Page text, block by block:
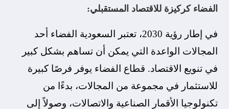
الفضاء كركيزة للاقتصاد المستقبلي:
في إطار رؤية 2030، تعتبر السعودية الفضاء أحد
المجالات الواعدة التي يمكن أن تساهم بشكل كبير
في تنويع الاقتصاد. قطاع الفضاء يوفر فرصًا كبيرة
للاستثمار في مجموعة من المجالات، بدءًا من
تكنولوجيا الأقمار الصناعية والاتصالات، وصولاً إلى